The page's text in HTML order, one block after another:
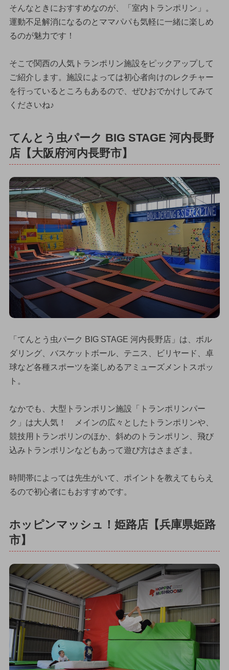
そんなときにおすすめなのが、「室内トランポリン」。
運動不足解消になるのとママパパも気軽に一緒に楽しめ
るのが魅力です！
そこで関西の人気トランポリン施設をピックアップして
ご紹介します。施設によっては初心者向けのレクチャー
を行っているところもあるので、ぜひおでかけしてみて
くださいね♪
てんとう虫パーク BIG STAGE 河内長野
店【大阪府河内長野市】
「てんとう虫パーク BIG STAGE 河内長野店」は、ボル
ダリング、バスケットボール、テニス、ビリヤード、卓
球など各種スポーツを楽しめるアミューズメントスポッ
ト。
なかでも、大型トランポリン施設「トランポリンパー
ク」は大人気！ メインの広々としたトランポリンや、
競技用トランポリンのほか、斜めのトランポリン、飛び
込みトランポリンなどもあって遊び方はさまざま。
時間帯によっては先生がいて、ポイントを教えてもらえ
るので初心者にもおすすめです。
ホッピンマッシュ！姫路店【兵庫県姫路
市】